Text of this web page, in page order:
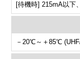
[待機時] 215mA以下
－20℃～＋85℃